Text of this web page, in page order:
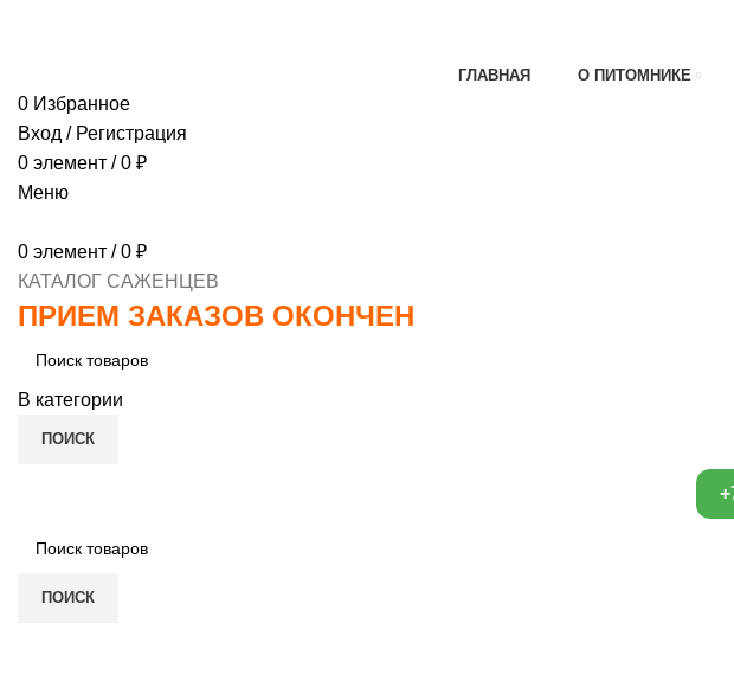
ГЛАВНАЯ О ПИТОМНИКЕ
0 Избранное
Вход / Регистрация
0 элемент / 0 ₽
Меню
0 элемент / 0 ₽
КАТАЛОГ САЖЕНЦЕВ
ПРИЕМ ЗАКАЗОВ ОКОНЧЕН
В категории
ПОИСК
ПОИСК